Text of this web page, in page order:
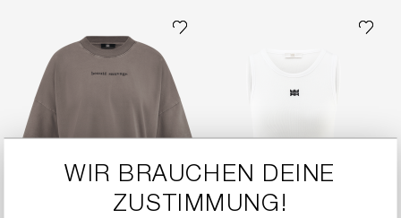
WIR BRAUCHEN DEINE
ZUSTIMMUNG!